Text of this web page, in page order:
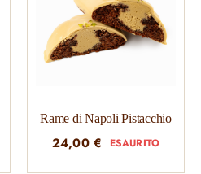
Rame di Napoli Pistacchio
24,00€ ESAURITO